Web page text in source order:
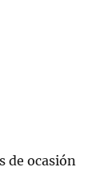
de ocasión